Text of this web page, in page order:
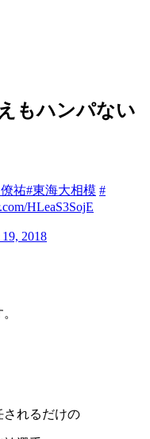
もハンパない
祐#東海大相模 #
HLeaS3SojE
2018
されるだけの